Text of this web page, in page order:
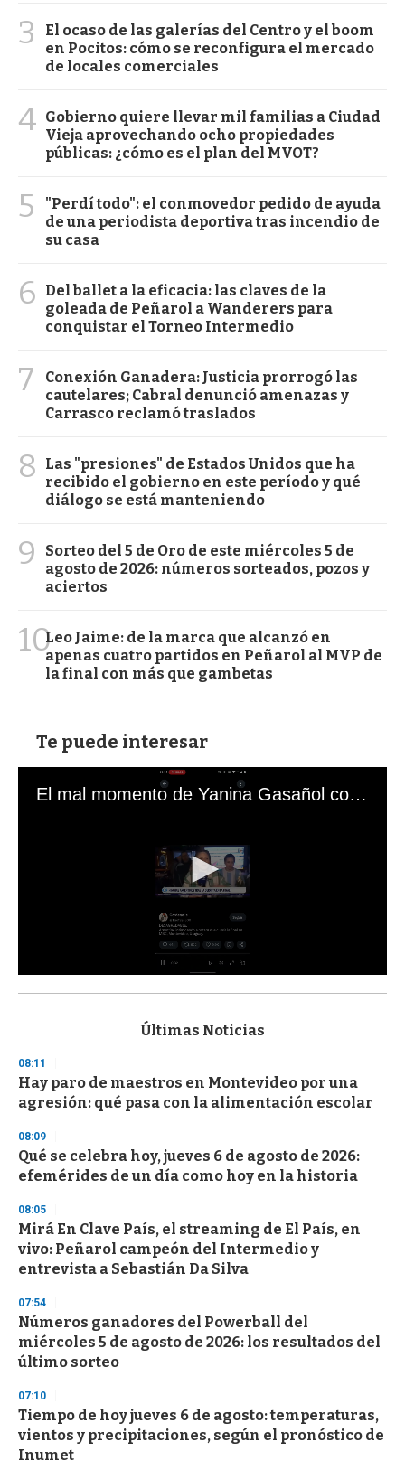
3
El ocaso de las galerías del Centro y el boom
en Pocitos: cómo se reconfigura el mercado
de locales comerciales
4 Gobierno quiere llevar mil familias a Ciudad
Vieja aprovechando ocho propiedades
públicas: ¿cómo es el plan del MVOT?
5
"Perdí todo": el conmovedor pedido de ayuda
de una periodista deportiva tras incendio de
su casa
6
Del ballet a la eficacia: las claves de la
goleada de Peñarol a Wanderers para
conquistar el Torneo Intermedio
7
Conexión Ganadera: Justicia prorrogó las
cautelares; Cabral denunció amenazas y
Carrasco reclamó traslados
8
Las "presiones" de Estados Unidos que ha
recibido el gobierno en este período y qué
diálogo se está manteniendo
9
Sorteo del 5 de Oro de este miércoles 5 de
agosto de 2026: números sorteados, pozos y
aciertos
10Leo Jaime: de la marca que alcanzó en
apenas cuatro partidos en Peñarol al MVP de
la final con más que gambetas
Te puede interesar
El mal momento de Yanina Gasañol con un hincha argentino en "Subrayado"
s
d
s
o
f
3
s
c
n
d
Últimas Noticias
08:11
Hay paro de maestros en Montevideo por una
agresión: qué pasa con la alimentación escolar
08:09
Qué se celebra hoy, jueves 6 de agosto de 2026:
efemérides de un día como hoy en la historia
08:05
Mirá En Clave País, el streaming de El País, en
vivo: Peñarol campeón del Intermedio y
entrevista a Sebastián Da Silva
07:54
Números ganadores del Powerball del
miércoles 5 de agosto de 2026: los resultados del
último sorteo
07:10
Tiempo de hoy jueves 6 de agosto: temperaturas,
vientos y precipitaciones, según el pronóstico de
Inumet